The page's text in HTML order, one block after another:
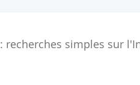
: recherches simples sur